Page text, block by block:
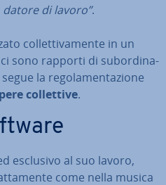
di lavoro”.
col­let­ti­va­men­te in un
sono rapporti di su­bor­di­na­
la re­go­la­men­ta­zio­ne
col­let­ti­ve.
esclusivo al suo lavoro,
come nella musica